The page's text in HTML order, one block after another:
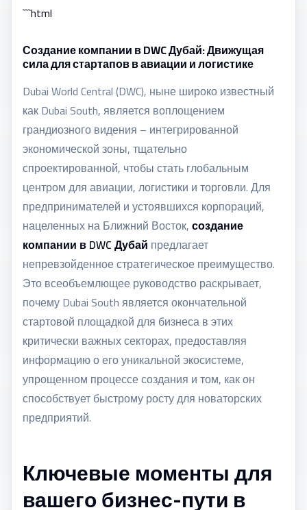
```html
Создание компании в DWC Дубай: Движущая
сила для стартапов в авиации и логистике
Dubai World Central (DWC), ныне широко известный
как Dubai South, является воплощением
грандиозного видения – интегрированной
экономической зоны, тщательно
спроектированной, чтобы стать глобальным
центром для авиации, логистики и торговли. Для
предпринимателей и устоявшихся корпораций,
нацеленных на Ближний Восток,создание
компании в DWC Дубай предлагает
непревзойденное стратегическое преимущество.
Это всеобъемлющее руководство раскрывает,
почему Dubai South является окончательной
стартовой площадкой для бизнеса в этих
критически важных секторах, предоставляя
информацию о его уникальной экосистеме,
упрощенном процессе создания и том, как он
способствует быстрому росту для новаторских
предприятий.
Ключевые моменты для
вашего бизнес-пути в